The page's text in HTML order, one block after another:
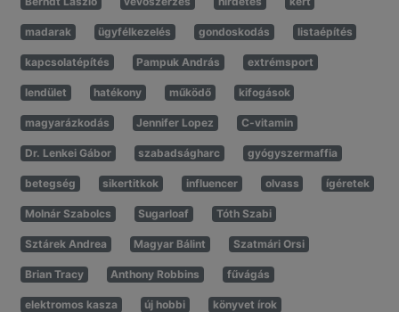
madarak ügyfélkezelés gondoskodás listaépítés
kapcsolatépítés Pampuk András extrémsport
lendület hatékony működő kifogások
magyarázkodás Jennifer Lopez C-vitamin
Dr. Lenkei Gábor szabadságharc gyógyszermaffia
betegség sikertitkok influencer olvass ígéretek
Molnár Szabolcs Sugarloaf Tóth Szabi
Sztárek Andrea Magyar Bálint Szatmári Orsi
Brian Tracy Anthony Robbins fűvágás
elektromos kasza új hobbi könyvet írok